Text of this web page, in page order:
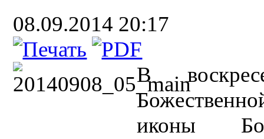
08.09.2014 20:17
В
иконы